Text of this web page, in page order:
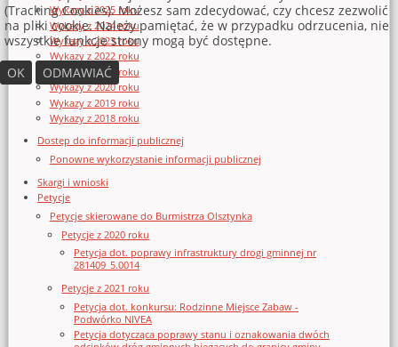
Wykazy z 2025 roku
Wykazy z 2024 roku
Wykazy z 2023 roku
Wykazy z 2022 roku
Wykazy z 2021 roku
Wykazy z 2020 roku
Wykazy z 2019 roku
Wykazy z 2018 roku
Dostęp do informacji publicznej
Ponowne wykorzystanie informacji publicznej
Skargi i wnioski
Petycje
Petycje skierowane do Burmistrza Olsztynka
Petycje z 2020 roku
Petycja dot. poprawy infrastruktury drogi gminnej nr
281409_5.0014
Petycje z 2021 roku
Petycja dot. konkursu: Rodzinne Miejsce Zabaw -
Podwórko NIVEA
Petycja dotycząca poprawy stanu i oznakowania dwóch
(Tracking Cookies). Możesz sam zdecydować, czy chcesz zezwolić
na pliki cookie. Należy pamiętać, że w przypadku odrzucenia, nie
wszystkie funkcje strony mogą być dostępne.
OK
ODMAWIAĆ